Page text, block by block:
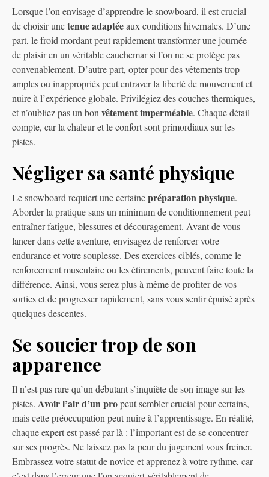
Lorsque l’on envisage d’apprendre le snowboard, il est crucial
de choisir unetenue adaptéeaux conditions hivernales. D’une
part, le froid mordant peut rapidement transformer une journée
de plaisir en un véritable cauchemar si l’on ne se protège pas
convenablement. D’autre part, opter pour des vêtements trop
amples ou inappropriés peut entraver la liberté de mouvement et
nuire à l’expérience globale. Privilégiez des couches thermiques,
et n’oubliez pas un bonvêtement imperméable. Chaque détail
compte, car la chaleur et le confort sont primordiaux sur les
pistes.
Négliger sa santé physique
Le snowboard requiert une certainepréparation physique.
Aborder la pratique sans un minimum de conditionnement peut
entraîner fatigue, blessures et découragement. Avant de vous
lancer dans cette aventure, envisagez de renforcer votre
endurance et votre souplesse. Des exercices ciblés, comme le
renforcement musculaire ou les étirements, peuvent faire toute la
différence. Ainsi, vous serez plus à même de profiter de vos
sorties et de progresser rapidement, sans vous sentir épuisé après
quelques descentes.
Se soucier trop de son
apparence
Il n’est pas rare qu’un débutant s’inquiète de son image sur les
pistes. Avoir l’air d’un propeut sembler crucial pour certains,
mais cette préoccupation peut nuire à l’apprentissage. En réalité,
chaque expert est passé par là : l’important est de se concentrer
sur ses progrès. Ne laissez pas la peur du jugement vous freiner.
Embrassez votre statut de novice et apprenez à votre rythme, car